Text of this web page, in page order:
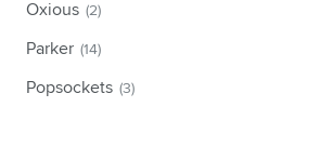
Oxious (2)
Parker (14)
Popsockets (3)